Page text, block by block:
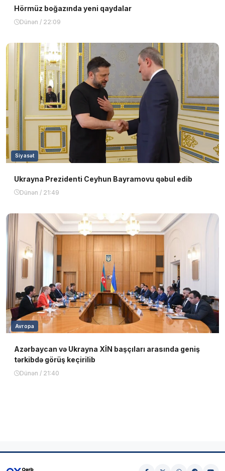
Hörmüz boğazında yeni qaydalar
Dünən / 22:09
Siyasət
Ukrayna Prezidenti Ceyhun Bayramovu qəbul edib
Dünən / 21:49
Avropa
Azərbaycan və Ukrayna XİN başçıları arasında geniş
tərkibdə görüş keçirilib
Dünən / 21:40